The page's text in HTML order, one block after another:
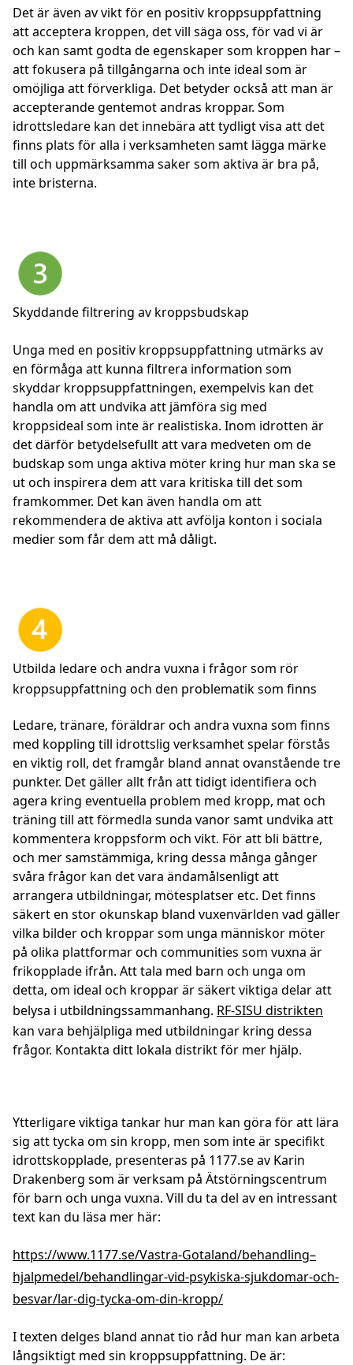
Det är även av vikt för en positiv kroppsuppfattning
att acceptera kroppen, det vill säga oss, för vad vi är
och kan samt godta de egenskaper som kroppen har –
att fokusera på tillgångarna och inte ideal som är
omöjliga att förverkliga. Det betyder också att man är
accepterande gentemot andras kroppar. Som
idrottsledare kan det innebära att tydligt visa att det
finns plats för alla i verksamheten samt lägga märke
till och uppmärksamma saker som aktiva är bra på,
inte bristerna.
Skyddande filtrering av kroppsbudskap
Unga med en positiv kroppsuppfattning utmärks av
en förmåga att kunna filtrera information som
skyddar kroppsuppfattningen, exempelvis kan det
handla om att undvika att jämföra sig med
kroppsideal som inte är realistiska. Inom idrotten är
det därför betydelsefullt att vara medveten om de
budskap som unga aktiva möter kring hur man ska se
ut och inspirera dem att vara kritiska till det som
framkommer. Det kan även handla om att
rekommendera de aktiva att avfölja konton i sociala
medier som får dem att må dåligt.
Utbilda ledare och andra vuxna i frågor som rör
kroppsuppfattning och den problematik som finns
Ledare, tränare, föräldrar och andra vuxna som finns
med koppling till idrottslig verksamhet spelar förstås
en viktig roll, det framgår bland annat ovanstående tre
punkter. Det gäller allt från att tidigt identifiera och
agera kring eventuella problem med kropp, mat och
träning till att förmedla sunda vanor samt undvika att
kommentera kroppsform och vikt. För att bli bättre,
och mer samstämmiga, kring dessa många gånger
svåra frågor kan det vara ändamålsenligt att
arrangera utbildningar, mötesplatser etc. Det finns
säkert en stor okunskap bland vuxenvärlden vad gäller
vilka bilder och kroppar som unga människor möter
på olika plattformar och communities som vuxna är
frikopplade ifrån. Att tala med barn och unga om
detta, om ideal och kroppar är säkert viktiga delar att
belysa i utbildningssammanhang. RF-SISU distrikten
kan vara behjälpliga med utbildningar kring dessa
frågor. Kontakta ditt lokala distrikt för mer hjälp.
Ytterligare viktiga tankar hur man kan göra för att lära
sig att tycka om sin kropp, men som inte är specifikt
idrottskopplade, presenteras på 1177.se av Karin
Drakenberg som är verksam på Ätstörningscentrum
för barn och unga vuxna. Vill du ta del av en intressant
text kan du läsa mer här:
https://www.1177.se/Vastra-Gotaland/behandling–
hjalpmedel/behandlingar-vid-psykiska-sjukdomar-och-
besvar/lar-dig-tycka-om-din-kropp/
I texten delges bland annat tio råd hur man kan arbeta
långsiktigt med sin kroppsuppfattning. De är: